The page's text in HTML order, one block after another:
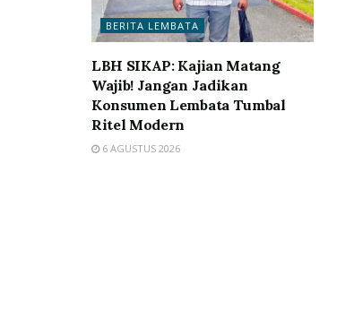
BERITA LEMBATA
LBH SIKAP: Kajian Matang
Wajib! Jangan Jadikan
Konsumen Lembata Tumbal
Ritel Modern
6 AGUSTUS 2026